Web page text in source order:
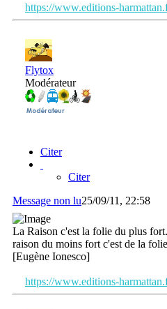
https://www.editions-
Flytox
Modérateur
Citer
Citer
Message non lu25/09/11, 22:58
La Raison c'est la folie du plus
raison du moins fort c'est de la
[Eugène Ionesco]
https://www.editions-